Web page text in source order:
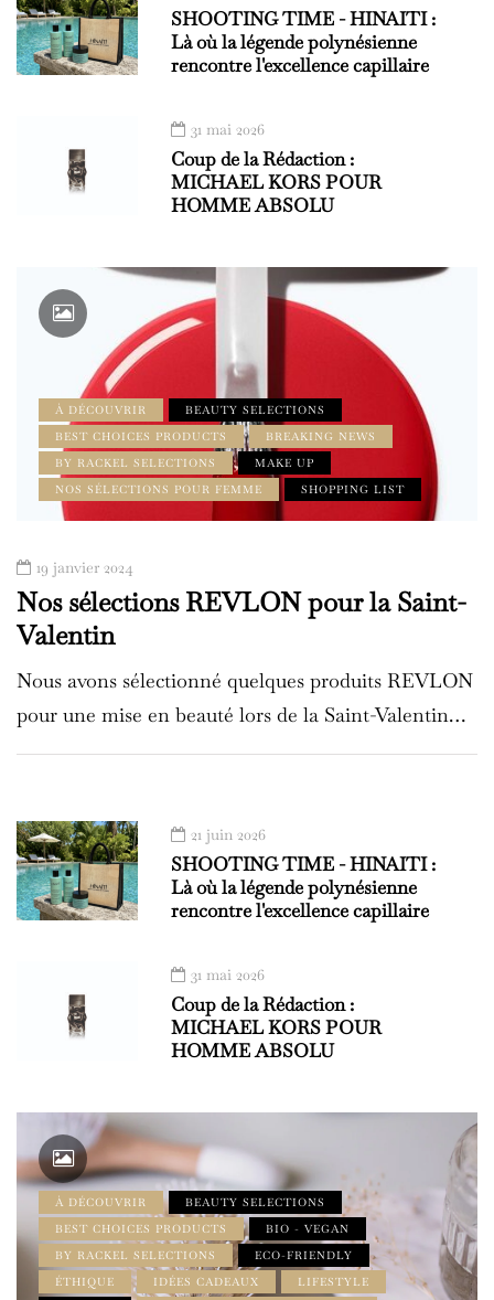
SHOOTING TIME - HINAITI :
Là où la légende polynésienne
rencontre l'excellence capillaire
31 mai 2026
Coup de la Rédaction :
MICHAEL KORS POUR
HOMME ABSOLU
À DÉCOUVRIR
BEAUTY SELECTIONS
BEST CHOICES PRODUCTS
BREAKING NEWS
BY RACKEL SELECTIONS
MAKE UP
NOS SÉLECTIONS POUR FEMME
SHOPPING LIST
19 janvier 2024
Nos sélections REVLON pour la Saint-
Valentin
Nous avons sélectionné quelques produits REVLON
pour une mise en beauté lors de la Saint-Valentin…
21 juin 2026
SHOOTING TIME - HINAITI :
Là où la légende polynésienne
rencontre l'excellence capillaire
31 mai 2026
Coup de la Rédaction :
MICHAEL KORS POUR
HOMME ABSOLU
À DÉCOUVRIR
BEAUTY SELECTIONS
BEST CHOICES PRODUCTS
BIO - VEGAN
BY RACKEL SELECTIONS
ECO-FRIENDLY
ÉTHIQUE
IDÉES CADEAUX LIFESTYLE